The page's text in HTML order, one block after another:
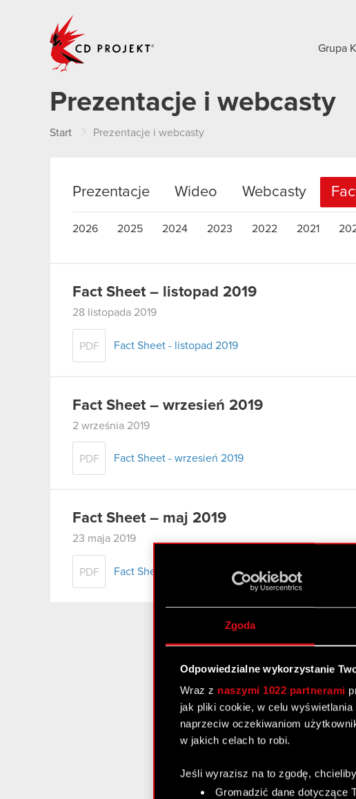
Zgoda
Odpowiedzialne wykorzystanie
Wraz z naszymi 1022 partnerami
jak pliki cookie, w celu
naprzeciw oczekiwaniom
w jakich celach to robi.
Jeśli wyrazisz na to zgodę,
Gromadzić dane dotyczące
Grupa
Prezentacje i webcasty
Start Prezentacje i webcasty
Prezentacje Wideo Webcasty
2026 2025 2024 2023 2022 2021
Fact Sheet – listopad 2019
28 listopada 2019
PDF Fact Sheet - listopad 2019
Fact Sheet – wrzesień 2019
2 września 2019
PDF Fact Sheet - wrzesień 2019
Fact Sheet – maj 2019
23 maja 2019
PDF Fact Sheet – maj 2019